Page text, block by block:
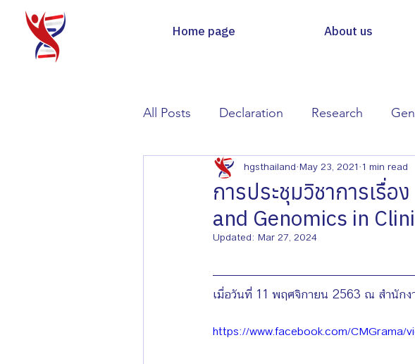
Home page About us
All Posts Declaration Research
การประชุมวิชาการเรื่
and Genomics in
hgsthailand May 23, 2021 1 min read
Updated: Mar 27, 2024
เมื่อวันที่ 11 พฤศจิกายน 2563 ณ สำนักง
https://www.facebook.com/CMGrama/